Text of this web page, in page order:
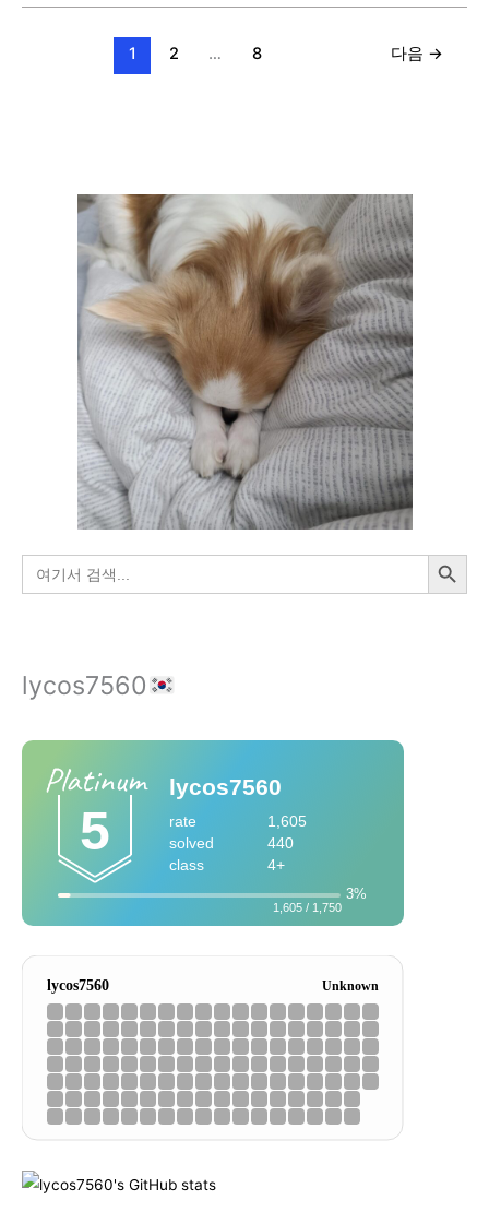
검
색:
검색 버튼
lycos7560
[BAEKJOON]
1 2 … 8 다음 →